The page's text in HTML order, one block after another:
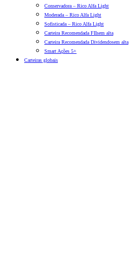
Conservadora – Rico Alfa Light
Moderada – Rico Alfa Light
Sofisticada – Rico Alfa Light
Carteira Recomendada FIIsem alta
Carteira Recomendada Dividendosem alta
Smart Ações 5+
Carteiras globais